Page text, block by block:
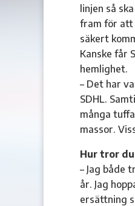
linjen så
fram för att
säkert
Kanske får
hemlighet.
– Det har
SDHL.
många
massor.
Hur tror du
– Jag både
år. Jag
ersättning